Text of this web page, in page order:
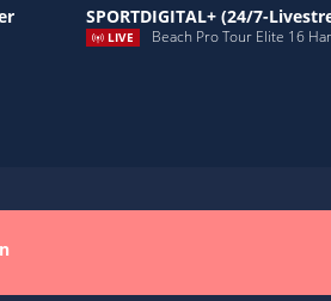
SPORTDIGITAL+ (24/7-
LIVE Beach Pro Tour Elite 16